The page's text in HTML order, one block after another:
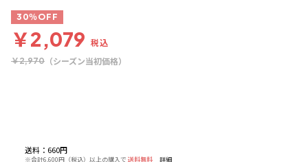
送料 ： 660円
※合計6,600円（税込）以上の購入で 送料無料
詳細
30％OFF
￥2,079 税込
￥2,970 （シーズン当初価格）